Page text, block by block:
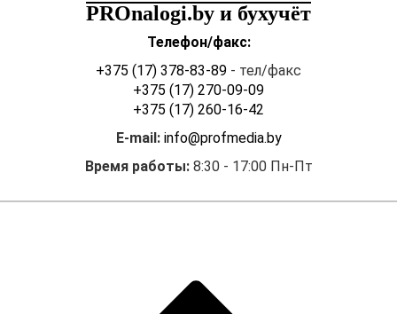
торговой надбавки 10 % к
контрактной цене.
Сформированная цена не
является окончательной
отпускной ценой
импортера. По этой цене
товар не реализуется.
Соответственно такая цена
помещается.
отпускной цены
импортера не имеется. В то
PROnalogi.by и бухучёт
Телефон/факс:
+375 (17) 378-83-89 - тел/факс
+375 (17) 270-09-09
+375 (17) 260-16-42
E-mail: info@profmedia.by
Время работы:8:30 - 17:00 Пн-Пт